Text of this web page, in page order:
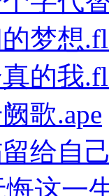
梦想
的我
歌.ape
给自
这一